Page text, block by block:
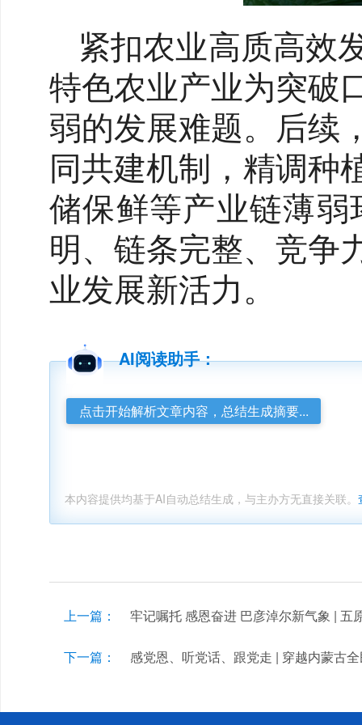
紧扣农业高质高效
特色农业产业为突破
弱的发展难题。后续
同共建机制，精调种
储保鲜等产业链薄
明、链条完整、竞争
业发展新活力。
AI阅读助手：
点击开始解析文章内容，总结生成摘要...
本内容提供均基于AI自动总结生成，与主办方无直接关联。
上一篇： 牢记嘱托 感恩奋进 巴彦淖尔新气象 |
下一篇： 感党恩、听党话、跟党走 | 穿越内蒙古